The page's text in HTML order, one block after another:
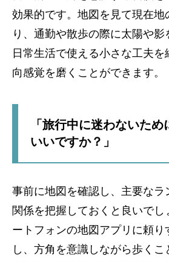
効果的です。地図を見て現在地
り、通勤や散歩の際に太陽や影
日常生活で使える小さな工夫
向感覚を磨くことができます。
「旅行中に迷わないた
いいですか？」
事前に地図を確認し、主要なラ
関係を把握しておくと良いでし
ートフォンの地図アプリに頼り
し、方角を意識しながら歩く